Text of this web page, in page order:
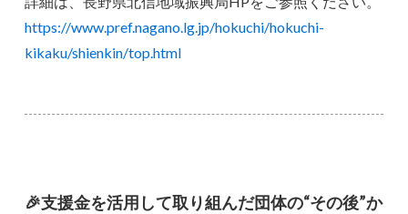
https://www.pref.nagano.lg.jp/hokuchi/hokuchi-
kikaku/shienkin/top.html
🎉支援金を活用して取り組んだ団体の“その後”か